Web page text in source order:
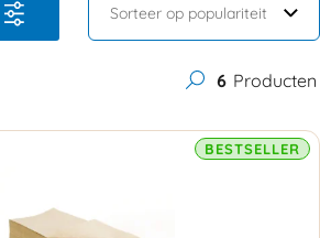
6 Producten
BESTSELLER